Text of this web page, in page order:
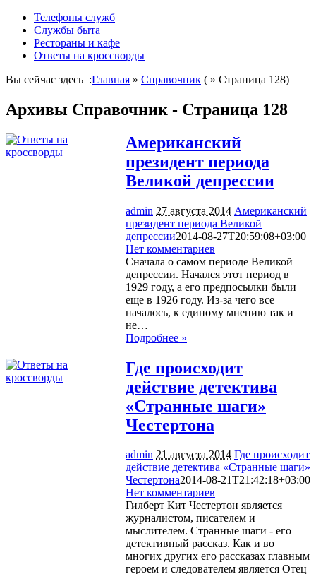
Телефоны служб
Службы быта
Рестораны и кафе
Ответы на кроссворды
Вы сейчас здесь :Главная » Справочник ( » Страница 128)
Архивы Справочник - Страница 128
Американский
президент периода
Великой депрессии
admin 27 августа 2014 Американский
президент периода Великой
депрессии2014-08-27T20:59:08+03:00
Нет комментариев
Сначала о самом периоде Великой
депрессии. Начался этот период в
1929 году, а его предпосылки были
еще в 1926 году. Из-за чего все
началось, к единому мнению так и
не…
Подробнее »
Где происходит
действие детектива
«Странные шаги»
Честертона
admin 21 августа 2014 Где происходит
действие детектива «Странные шаги»
Честертона2014-08-21T21:42:18+03:00
Нет комментариев
Гилберт Кит Честертон является
журналистом, писателем и
мыслителем. Странные шаги - его
детективный рассказ. Как и во
многих других его рассказах главным
героем и следователем является Отец